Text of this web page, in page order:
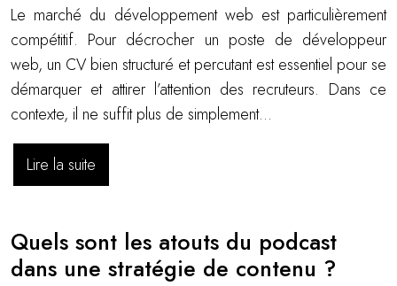
Le marché du développement web est particulièrement
compétitif. Pour décrocher un poste de développeur
web, un CV bien structuré et percutant est essentiel pour se
démarquer et attirer l’attention des recruteurs. Dans ce
contexte, il ne suffit plus de simplement…
Lire la suite
Quels sont les atouts du podcast
dans une stratégie de contenu ?